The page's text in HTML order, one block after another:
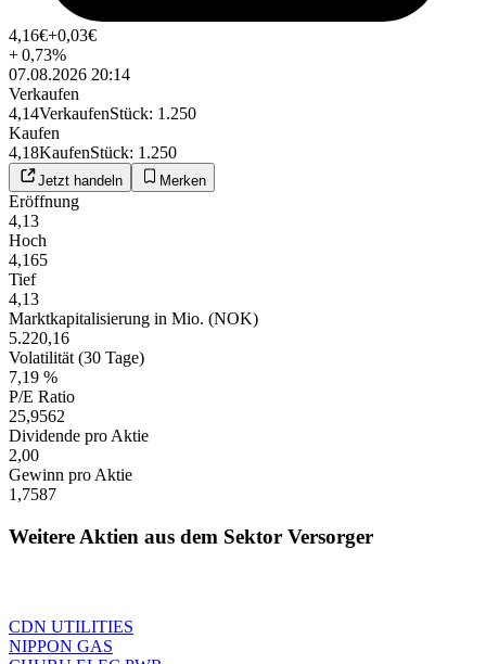
4,16€+0,03€
+0,73%
07.08.2026 20:14
Verkaufen
4,14VerkaufenStück: 1.250
Kaufen
4,18KaufenStück: 1.250
Jetzt handeln Merken
Eröffnung
4,13
Hoch
4,165
Tief
4,13
Marktkapitalisierung in Mio. (NOK)
5.220,16
Volatilität (30 Tage)
7,19 %
P/E Ratio
25,9562
Dividende pro Aktie
2,00
Gewinn pro Aktie
1,7587
Weitere Aktien aus dem Sektor Versorger
CDN UTILITIES
NIPPON GAS